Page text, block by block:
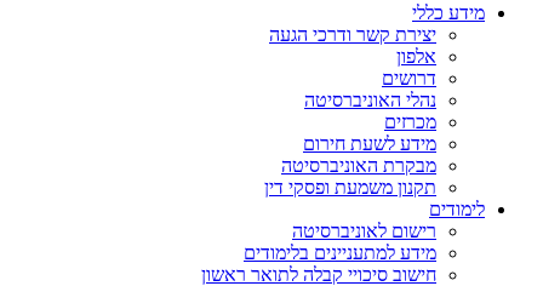
מידע כללי
יצירת קשר ודרכי הגעה
אלפון
דרושים
נהלי האוניברסיטה
מכרזים
מידע לשעת חירום
מבקרת האוניברסיטה
תקנון משמעת ופסקי דין
לימודים
רישום לאוניברסיטה
מידע למתעניינים בלימודים
חישוב סיכויי קבלה לתואר ראשון